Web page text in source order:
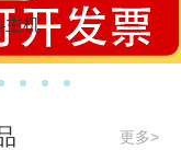
更多>